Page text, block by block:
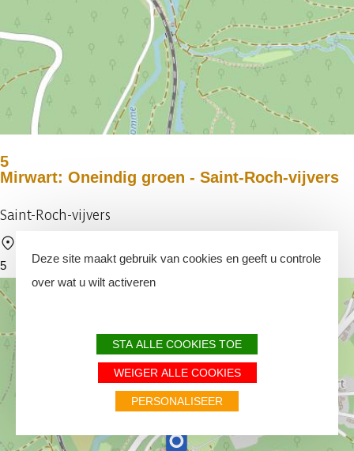
5
Mirwart: Oneindig groen - Saint-Roch-vijvers
Saint-Roch-vijvers
5
Deze site maakt gebruik van cookies en geeft u controle
over wat u wilt activeren
STA ALLE COOKIES TOE
WEIGER ALLE COOKIES
PERSONALISEER